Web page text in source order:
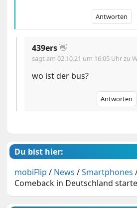
Antworten
439ers👋
sagt am02.10.21 um 16:05 Uhrzu
wo ist der bus?
Antworten
Du bist hier:
mobiFlip / News /Smartphones
Comeback in Deutschland